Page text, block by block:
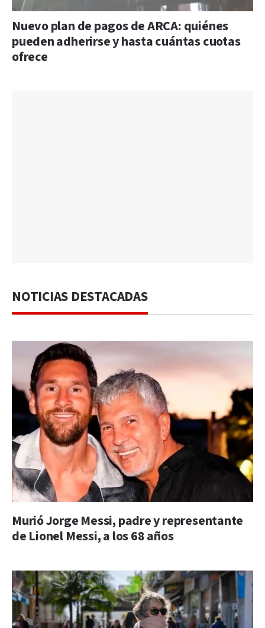
Nuevo plan de pagos de ARCA: quiénes
pueden adherirse y hasta cuántas cuotas
ofrece
NOTICIAS DESTACADAS
Murió Jorge Messi, padre y representante
de Lionel Messi, a los 68 años